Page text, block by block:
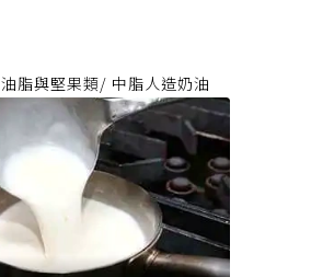
油脂與堅果類/ 中脂人造奶油